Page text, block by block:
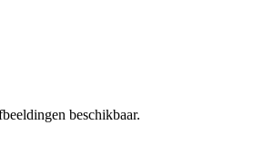
beschikbaar.